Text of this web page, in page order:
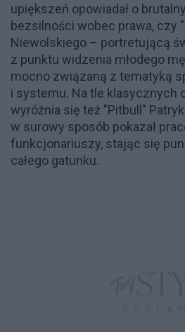
upiększeń opowiadał o
bezsilności wobec prawa, czy
Niewolskiego – portretującą
z punktu widzenia młodego
mocno związaną z tematyką
i systemu. Na tle klasycznych
wyróżnia się też "Pitbull"
w surowy sposób pokazał
funkcjonariuszy, stając się
całego gatunku.